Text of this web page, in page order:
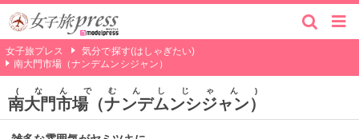
女子旅プレス
気分で探す(はしゃぎたい)
南大門市場（ナンデムンシジャン）
南大門市場（ナンデムンシジャン）
なんでむんしじゃん